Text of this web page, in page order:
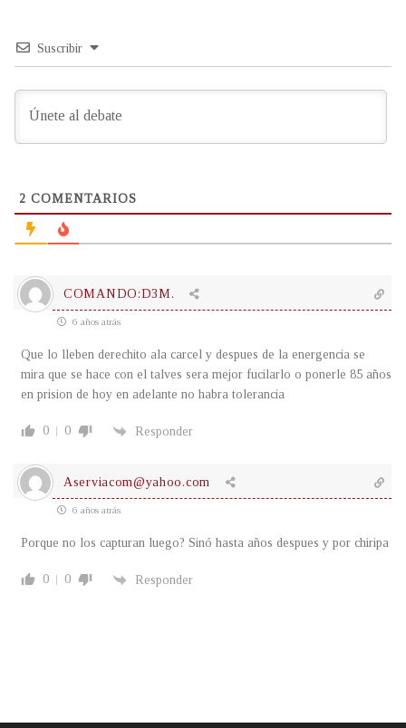
Suscribir
2 COMENTARIOS
COMANDO:D3M.
6 años atrás
Que lo lleben derechito ala carcel y despues de la energencia se
mira que se hace con el talves sera mejor fucilarlo o ponerle 85 años
en prision de hoy en adelante no habra tolerancia
0 0 Responder
Aserviacom@yahoo.com
6 años atrás
Porque no los capturan luego? Sinó hasta años despues y por chiripa
0 0 Responder